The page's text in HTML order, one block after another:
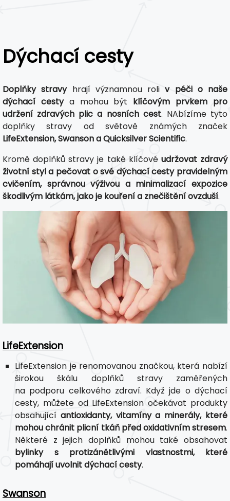
Dýchací cesty
Doplňky stravyhrají významnou roliv péči o naše
dýchací cestya mohou být klíčovým prvkem pro
udržení zdravých plic a nosních cest. NAbízíme tyto
doplňky stravy od světově známých značek
LifeExtension, Swanson a Quicksilver Scientific.
Kromě doplňků stravy je také klíčové udržovat zdravý
životní styl a pečovat o své dýchací cesty pravidelným
cvičením, správnou výživou a minimalizací expozice
škodlivým látkám, jako je kouření a znečištění ovzduší.
LifeExtension
LifeExtension je renomovanou značkou, která nabízí
širokou škálu doplňků stravy zaměřených
na podporu celkového zdraví. Když jde o dýchací
cesty, můžete od LifeExtension očekávat produkty
obsahující antioxidanty, vitamíny a minerály, které
mohou chránit plicní tkáň před oxidativním stresem.
Některé z jejich doplňků mohou také obsahovat
bylinky s protizánětlivými vlastnostmi, které
pomáhají uvolnit dýchací cesty.
Swanson